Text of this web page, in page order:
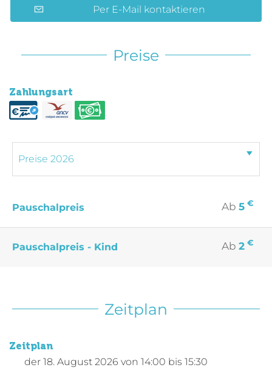
Per E-Mail kontaktieren
Preise
Zahlungsart
Pauschalpreis Ab 5 €
Pauschalpreis - Kind Ab 2 €
Zeitplan
Zeitplan
der 18. August 2026 von 14:00 bis 15:30